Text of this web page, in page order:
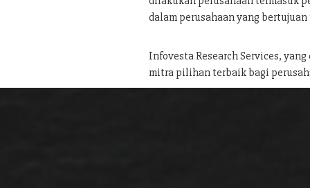
dalam perusahaan yang
Infovesta Research Services,
mitra pilihan terbaik bagi